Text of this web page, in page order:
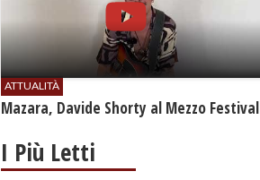
ATTUALITÀ
Mazara, Davide Shorty al Mezzo Festival
I Più Letti